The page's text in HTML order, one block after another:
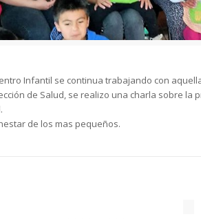
Infantil se continua trabajando con
de Salud, se realizo una charla sobre
de los mas pequeños.